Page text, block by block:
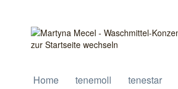
Home tenemoll tenestar